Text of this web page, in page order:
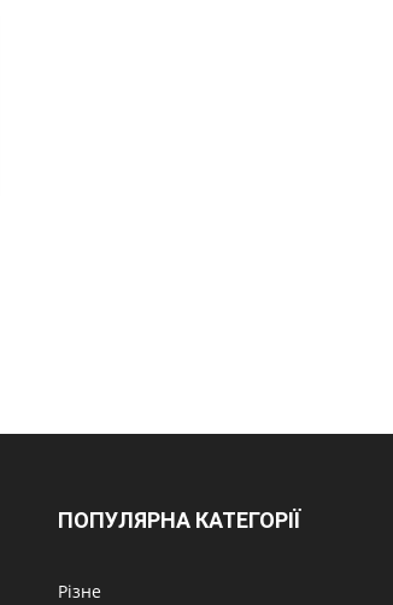
ПОПУЛЯРНА КАТЕГОРІЇ
Різне